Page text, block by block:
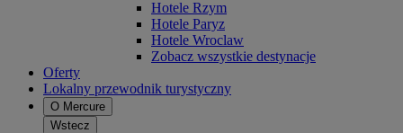
Hotele Rzym
Hotele Paryz
Hotele Wroclaw
Zobacz wszystkie destynacje
Oferty
Lokalny przewodnik turystyczny
O Mercure
Wstecz